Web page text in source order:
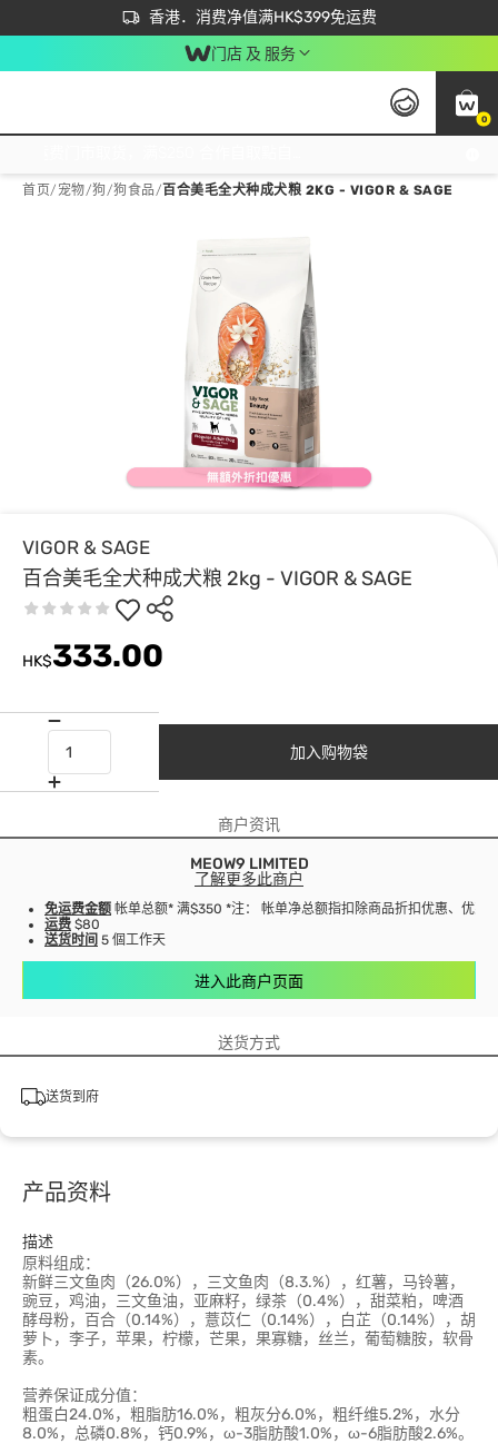
香港．消费净值满HK$399免运费
立即成为易赏钱会员尽享独家优惠
首次APP下单买满$450 输入 NEWAPP 即减$50
门店 及 服务
0
首页/ 宠物/狗/狗食品/ 百合美毛全犬种成犬粮 2KG - VIGOR & SAGE
VIGOR & SAGE
百合美毛全犬种成犬粮 2kg - VIGOR & SAGE
HK$333.00
加入购物袋
商户资讯
MEOW9 LIMITED
了解更多此商户
免运费金额 帐单总额* 满$350 *注： 帐单净总额指扣除商品折扣优惠、优惠
运费 $80
送货时间 5 個工作天
进入此商户页面
送货方式
送货到府
产品资料
描述
原料组成：
新鲜三文鱼肉（26.0%），三文鱼肉（8.3.%），红薯，马铃薯，
豌豆，鸡油，三文鱼油，亚麻籽，绿茶（0.4%），甜菜粕，啤酒
酵母粉，百合（0.14%），薏苡仁（0.14%），白芷（0.14%），胡
萝卜，李子，苹果，柠檬，芒果，果寡糖，丝兰，葡萄糖胺，软骨
素。
营养保证成分值：
粗蛋白24.0%，粗脂肪16.0%，粗灰分6.0%，粗纤维5.2%，水分
8.0%，总磷0.8%，钙0.9%，ω-3脂肪酸1.0%，ω-6脂肪酸2.6%。